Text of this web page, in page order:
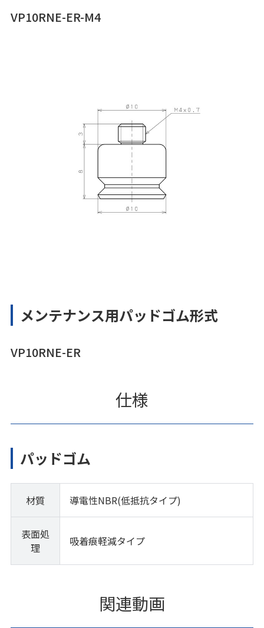
VP10RNE-ER-M4
メンテナンス用パッドゴム形式
VP10RNE-ER
仕様
パッドゴム
材質 導電性NBR(低抵抗タイプ)
表面処
理
吸着痕軽減タイプ
関連動画